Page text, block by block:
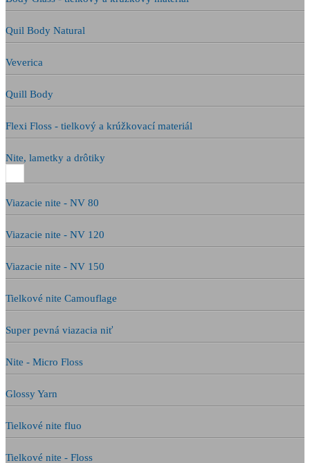
Quil Body Natural
Veverica
Quill Body
Flexi Floss - tielkový a krúžkovací materiál
Nite, lametky a drôtiky
Viazacie nite - NV 80
Viazacie nite - NV 120
Viazacie nite - NV 150
Tielkové nite Camouflage
Super pevná viazacia niť
Nite - Micro Floss
Glossy Yarn
Tielkové nite fluo
Tielkové nite - Floss